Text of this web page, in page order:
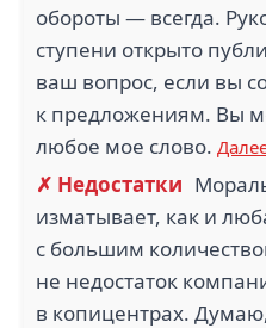
обороты — всегда.
ступени открыто
ваш вопрос, если вы
к предложениям. Вы
любое мое слово.
✗ Недостатки
изматывает, как и
с большим
не недостаток
в копицентрах.